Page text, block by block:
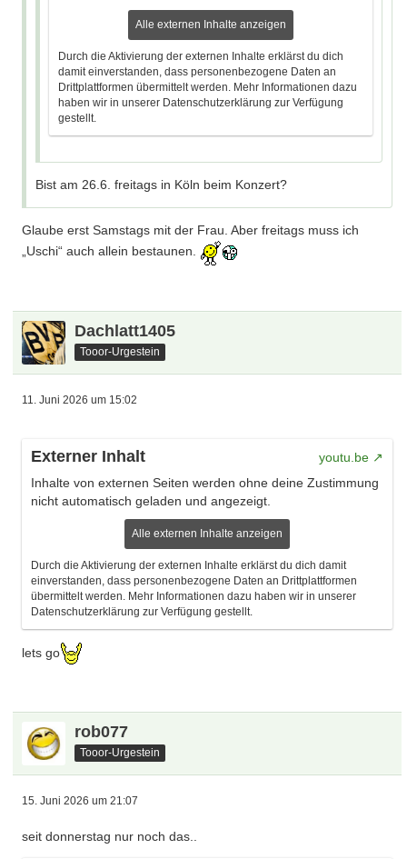
Alle externen Inhalte anzeigen
Durch die Aktivierung der externen Inhalte erklärst du dich
damit einverstanden, dass personenbezogene Daten an
Drittplattformen übermittelt werden. Mehr Informationen dazu
haben wir in unserer Datenschutzerklärung zur Verfügung
gestellt.
Bist am 26.6. freitags in Köln beim Konzert?
Glaube erst Samstags mit der Frau. Aber freitags muss ich
„Uschi“ auch allein bestaunen.
Dachlatt1405
Tooor-Urgestein
11. Juni 2026 um 15:02
Externer Inhalt
youtu.be
Inhalte von externen Seiten werden ohne deine Zustimmung
nicht automatisch geladen und angezeigt.
Alle externen Inhalte anzeigen
Durch die Aktivierung der externen Inhalte erklärst du dich damit
einverstanden, dass personenbezogene Daten an Drittplattformen
übermittelt werden. Mehr Informationen dazu haben wir in unserer
Datenschutzerklärung zur Verfügung gestellt.
lets go
rob077
Tooor-Urgestein
15. Juni 2026 um 21:07
seit donnerstag nur noch das..